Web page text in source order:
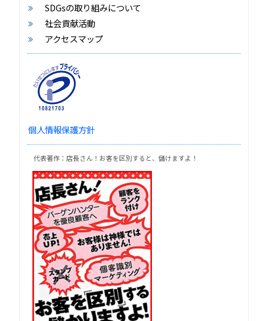
SDGsの取り組みについて
社会貢献活動
アクセスマップ
個人情報保護方針
代表著作：店長さん！お客を区別すると、儲けますよ！